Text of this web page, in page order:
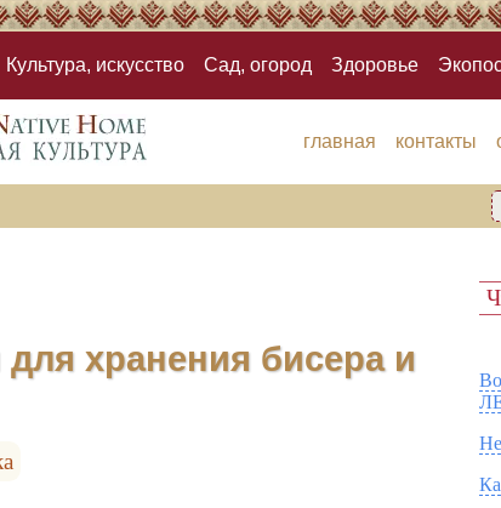
Культура, искусство Сад, огород Здоровье
главная контакты
хранения бисера и